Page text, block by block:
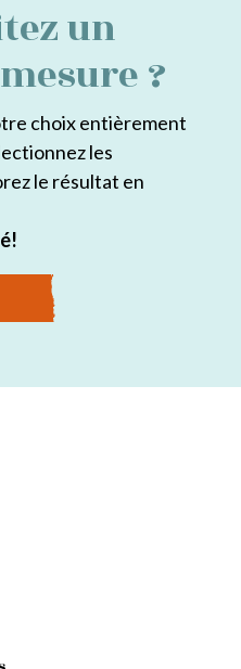
un
?
choix entièrement
les
le résultat en